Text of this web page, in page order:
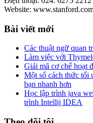
Website:
Bài viết mới
Các thuật ngữ quan
Làm việc với
Giải mã cơ chế hoạt
Một số cách thức tối
bạn nhanh hơn
Học lập trình java
trình Intellij IDEA